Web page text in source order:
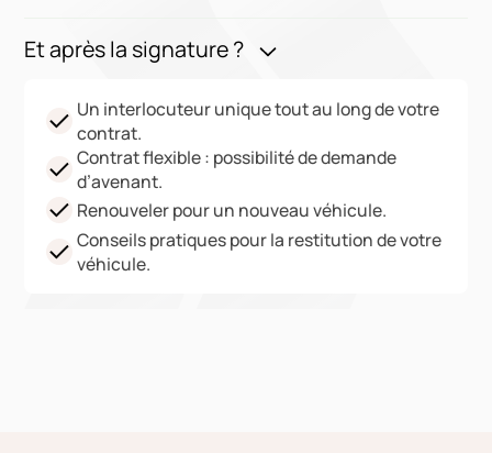
Et après la signature ?
Un interlocuteur unique tout au long de votre
contrat.
Contrat flexible : possibilité de demande
d’avenant.
Renouveler pour un nouveau véhicule.
Conseils pratiques pour la restitution de votre
véhicule.